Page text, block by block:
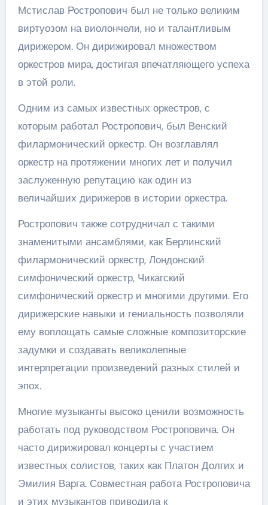
Мстислав Ростропович был не только великим
виртуозом на виолончели, но и талантливым
дирижером. Он дирижировал множеством
оркестров мира, достигая впечатляющего успеха
в этой роли.
Одним из самых известных оркестров, с
которым работал Ростропович, был Венский
филармонический оркестр. Он возглавлял
оркестр на протяжении многих лет и получил
заслуженную репутацию как один из
величайших дирижеров в истории оркестра.
Ростропович также сотрудничал с такими
знаменитыми ансамблями, как Берлинский
филармонический оркестр, Лондонский
симфонический оркестр, Чикагский
симфонический оркестр и многими другими. Его
дирижерские навыки и гениальность позволяли
ему воплощать самые сложные композиторские
задумки и создавать великолепные
интерпретации произведений разных стилей и
эпох.
Многие музыканты высоко ценили возможность
работать под руководством Ростроповича. Он
часто дирижировал концерты с участием
известных солистов, таких как Платон Долгих и
Эмилия Варга. Совместная работа Ростроповича
и этих музыкантов приводила к